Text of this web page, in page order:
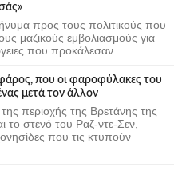
προς τους πολιτικούς που
μαζικούς εμβολιασμούς για
που προκάλεσαν...
που οι φαροφύλακες του
μετά τον άλλον
περιοχής της Βρετάνης της
το στενό του Ραζ-ντε-Σεν,
που τις κτυπούν